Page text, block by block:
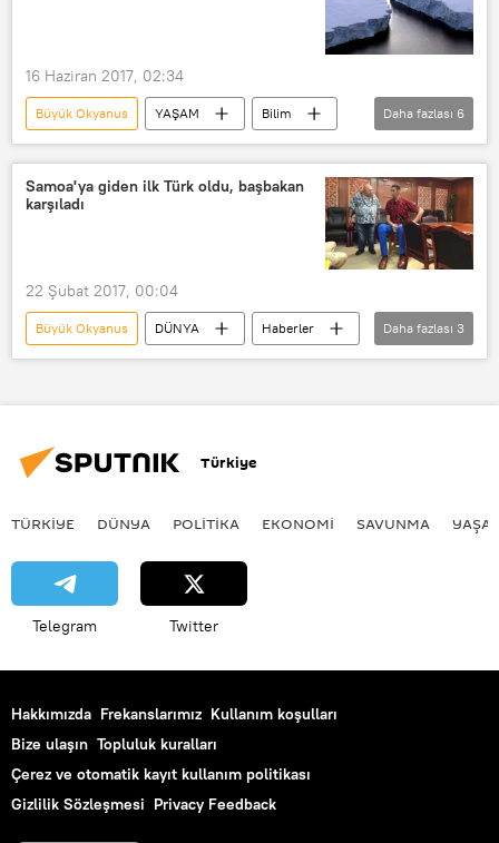
16 Haziran 2017, 02:34
Büyük Okyanus YAŞAM
Bilim
Haberler
Çevre
Antarktika
Güney Yarım Küre
Dünya Meteoroloji Örgütü
Daha fazlası 6
Samoa'ya giden ilk Türk oldu, başbakan
karşıladı
22 Şubat 2017, 00:04
Büyük Okyanus DÜNYA
Haberler
TÜRKİYE
Samoa Mardin
Daha fazlası 3
Türkiye
TÜRKIYE DÜNYA POLİTİKA EKONOMİ SAVUNMA
Telegram Twitter
Hakkımızda Frekanslarımız Kullanım koşulları
Bize ulaşın Topluluk kuralları
Çerez ve otomatik kayıt kullanım politikası
Gizlilik Sözleşmesi Privacy Feedback